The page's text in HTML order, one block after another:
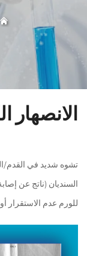
الانصهار
تشوه شديد في القدم/
السنديان (ناتج عن
للورم عدم الاستقرار
إرجوي في الكاحل...